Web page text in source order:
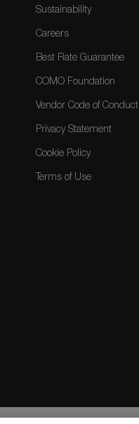
Sustainability
Careers
Best Rate Guarantee
COMO Foundation
Vendor Code of Conduct
Privacy Statement
Cookie Policy
Terms of Use